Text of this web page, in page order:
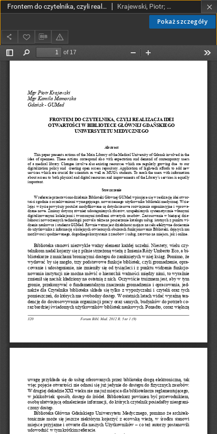
Pokaż szczegóły
Frontem do czytelnika, czyli realizacja idei otwartości w BiblioteceGłównej Gdańskiego Uniwersytetu Medycznego Krajewski, Piotr; Mamorska, Kamila